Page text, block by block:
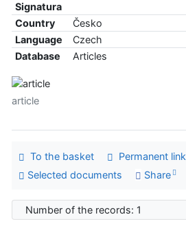
Signatura
Country
Česko
Language
Czech
Database
Articles
article
To the basket Permanent link
Selected documents
Share
Number of the records: 1